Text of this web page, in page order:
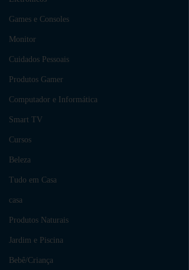
Games e Consoles
Monitor
Cuidados Pessoais
Produtos Gamer
Computador e Informática
Smart TV
Cursos
Beleza
Tudo em Casa
casa
Produtos Naturais
Jardim e Piscina
Bebê/Criança